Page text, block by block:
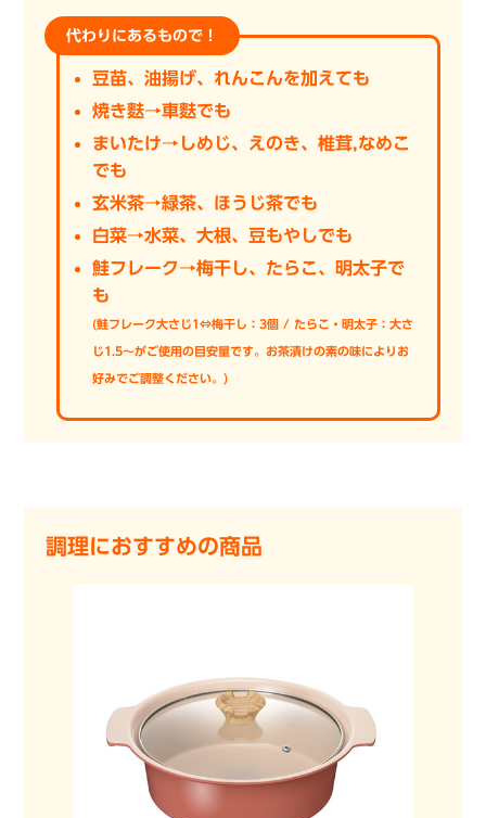
代わりにあるもので！
豆苗、油揚げ、れんこんを加えても
焼き麩→車麩でも
まいたけ→しめじ、えのき、椎茸,なめこ
でも
玄米茶→緑茶、ほうじ茶でも
白菜→水菜、大根、豆もやしでも
鮭フレーク→梅干し、たらこ、明太子で
も
(鮭フレーク大さじ1⇔梅干し：3個 / たらこ・明太子：大さ
じ1.5〜がご使用の目安量です。お茶漬けの素の味によりお
好みでご調整ください。)
調理におすすめの商品